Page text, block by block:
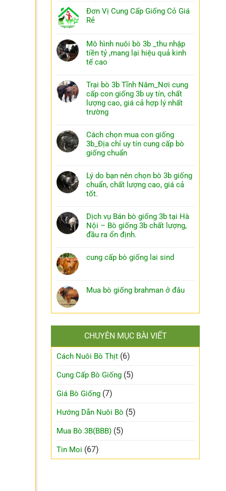
Đơn Vị Cung Cấp Giống Cỏ Giá
Rẻ
Mô hình nuôi bò 3b _thu nhập
tiền tỷ ,mang lại hiệu quả kinh
tế cao
Trại bò 3b Tĩnh Năm_Nơi cung
cấp con giống 3b uy tín, chất
lượng cao, giá cả hợp lý nhất
trường
Cách chọn mua con giống
3b_Địa chỉ uy tín cung cấp bò
giống chuẩn
Lý do bạn nên chọn bò 3b giống
chuẩn, chất lượng cao, giá cả
tốt.
Dịch vụ Bán bò giống 3b tại Hà
Nội – Bò giống 3b chất lượng,
đầu ra ổn định.
cung cấp bò giống lai sind
Mua bò giống brahman ở đâu
CHUYÊN MỤC BÀI VIẾT
Cách Nuôi Bò Thịt (6)
Cung Cấp Bò Giống (5)
Giá Bò Giống (7)
Hướng Dẫn Nuôi Bò (5)
Mua Bò 3B(BBB) (5)
Tin Moi (67)